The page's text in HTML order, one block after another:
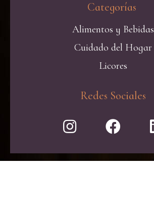
Categorías ​
Alimentos y Bebidas
Cuidado del Hogar
Licores
Redes Sociales